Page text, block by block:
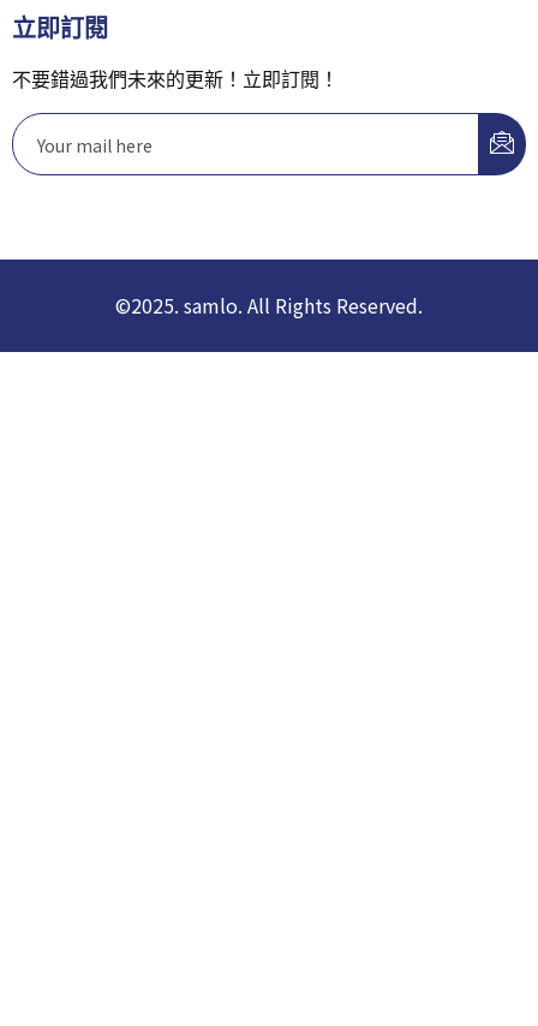
立即訂閱
不要錯過我們未來的更新！立即訂閱！
©2025. samlo. All Rights Reserved.